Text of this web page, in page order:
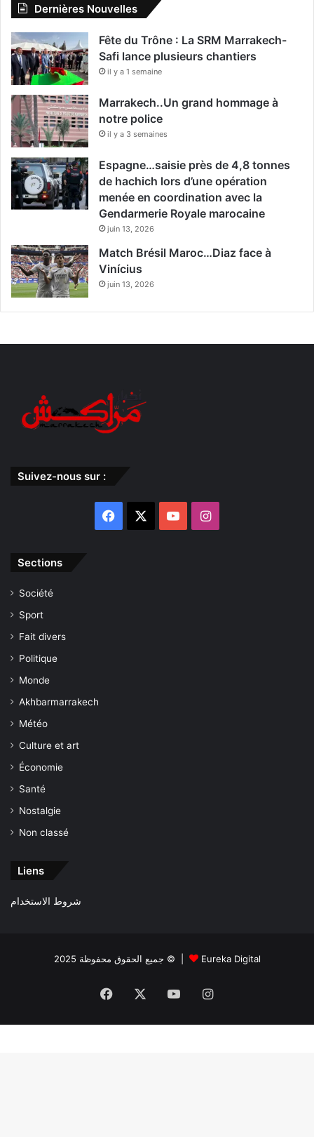
Dernières Nouvelles
Fête du Trône : La SRM Marrakech-
Safi lance plusieurs chantiers
il y a 1 semaine
Marrakech..Un grand hommage à
notre police
il y a 3 semaines
Espagne…saisie près de 4,8 tonnes
de hachich lors d’une opération
menée en coordination avec la
Gendarmerie Royale marocaine
juin 13, 2026
Match Brésil Maroc…Diaz face à
Vinícius
juin 13, 2026
Suivez-nous sur :
Facebook YouTubeInstagram
Sections
Société
Sport
Fait divers
Politique
Monde
Akhbarmarrakech
Météo
Culture et art
Économie
Santé
Nostalgie
Non classé
Liens
شروط الاستخدام
جميع الحقوق محفوظة 2025 © | Eureka Digital
Facebook YouTubeInstagram